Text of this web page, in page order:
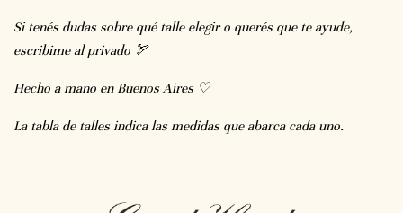
Si tenés dudas sobre qué talle elegir o querés que te ayude,
escribime al privado 🏹
Hecho a mano en Buenos Aires ♡
La tabla de talles indica las medidas que abarca cada uno.